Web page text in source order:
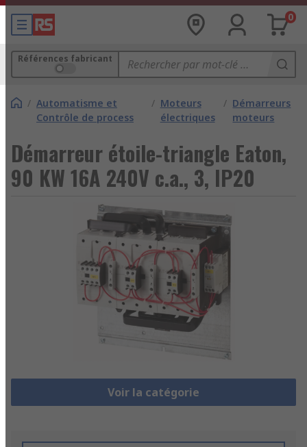
0
Références fabricant
/ Automatisme et
Contrôle de process
/ Moteurs
électriques
/ Démarreurs
moteurs
Démarreur étoile-triangle Eaton,
90 KW 16A 240V c.a., 3, IP20
Voir la catégorie